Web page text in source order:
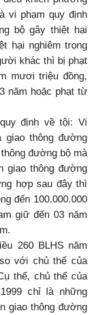
vi phạm quy định
bộ gây thiệt hại
hại nghiêm trọng
khác thì bị phạt
mươi triệu đồng,
năm hoặc phạt từ
định về tội: Vi
giao thông đường
đường bộ mà
giao thông đường
hợp sau đây thì
đến 100.000.000
giữ đến 03 năm
260 BLHS năm
với chủ thể của
thể, chủ thể của
chỉ là những
giao thông đường